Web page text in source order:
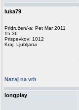
luka79
Pridružen/-a: Pet Mar 2011
15:36
Prispevkov: 1012
Kraj: Ljubljana
Nazaj na vrh
longplay